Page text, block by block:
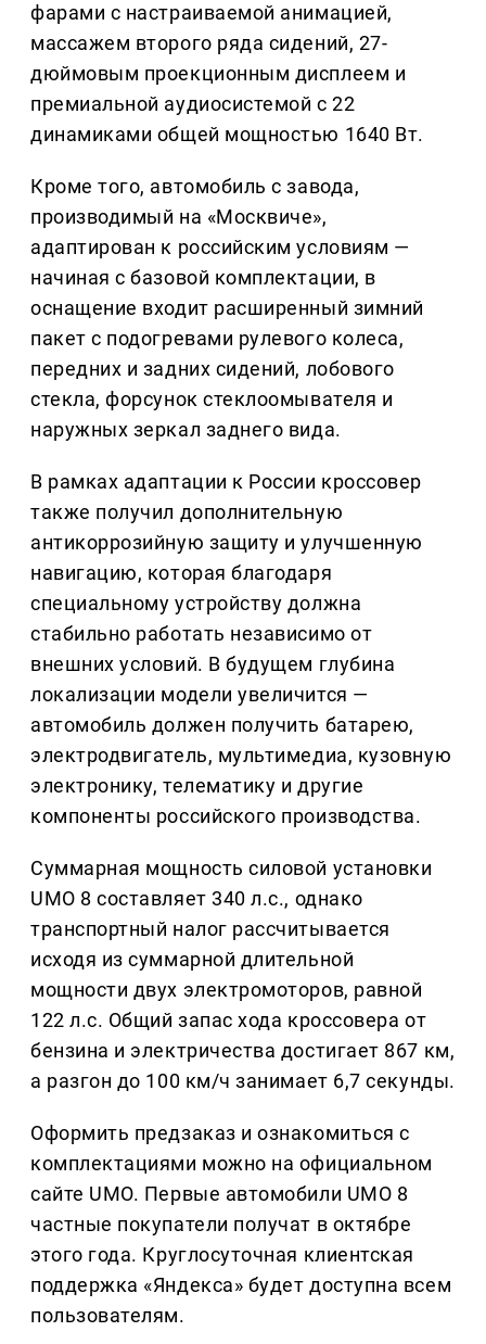
фарами с настраиваемой анимацией,
массажем второго ряда сидений, 27-
дюймовым проекционным дисплеем и
премиальной аудиосистемой с 22
динамиками общей мощностью 1640 Вт.
Кроме того, автомобиль с завода,
производимый на «Москвиче»,
адаптирован к российским условиям —
начиная с базовой комплектации, в
оснащение входит расширенный зимний
пакет с подогревами рулевого колеса,
передних и задних сидений, лобового
стекла, форсунок стеклоомывателя и
наружных зеркал заднего вида.
В рамках адаптации к России кроссовер
также получил дополнительную
антикоррозийную защиту и улучшенную
навигацию, которая благодаря
специальному устройству должна
стабильно работать независимо от
внешних условий. В будущем глубина
локализации модели увеличится —
автомобиль должен получить батарею,
электродвигатель, мультимедиа, кузовную
электронику, телематику и другие
компоненты российского производства.
Суммарная мощность силовой установки
UMO 8 составляет 340 л.с., однако
транспортный налог рассчитывается
исходя из суммарной длительной
мощности двух электромоторов, равной
122 л.с. Общий запас хода кроссовера от
бензина и электричества достигает 867 км,
а разгон до 100 км/ч занимает 6,7 секунды.
Оформить предзаказ и ознакомиться с
комплектациями можно на официальном
сайте UMO. Первые автомобили UMO 8
частные покупатели получат в октябре
этого года. Круглосуточная клиентская
поддержка «Яндекса» будет доступна всем
пользователям.